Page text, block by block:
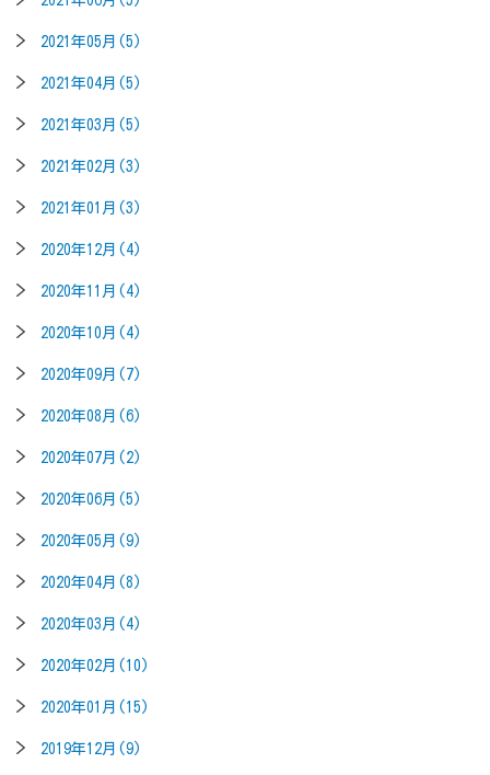
2021年05月(5)
2021年04月(5)
2021年03月(5)
2021年02月(3)
2021年01月(3)
2020年12月(4)
2020年11月(4)
2020年10月(4)
2020年09月(7)
2020年08月(6)
2020年07月(2)
2020年06月(5)
2020年05月(9)
2020年04月(8)
2020年03月(4)
2020年02月(10)
2020年01月(15)
2019年12月(9)